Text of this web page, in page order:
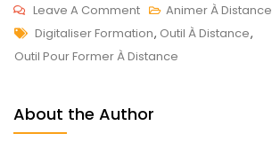
D
É
Leave A CommentOn
Un
Seul
Formation
Animer À Distance
Tags
Digitaliser Formation, Outil À Distance,
Outil Pour Former À Distance
About the Author